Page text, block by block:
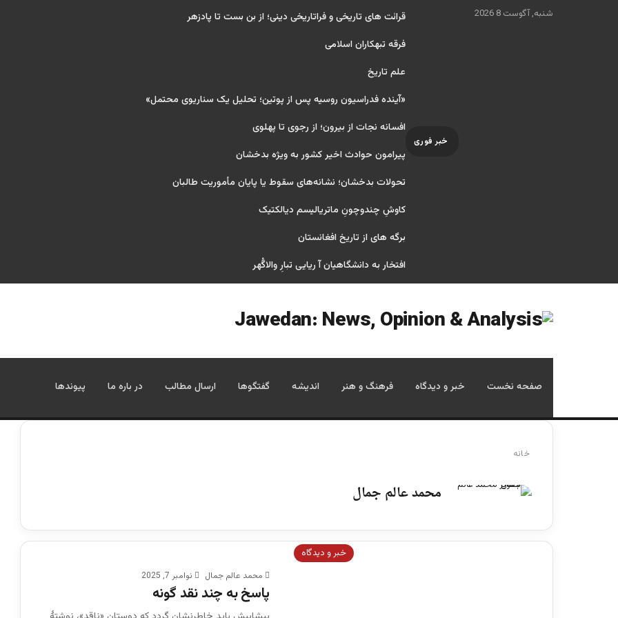
شنبه, آگوست 8 2026
خبر فوری
قرائت های تاریخی و فراتاریخی دینی؛ از بن بست تا پادزهر
فرقه تبهکاران اسلامی
علم تاریخ
«آینده فدراسیون روسیه پس از پوتین؛ تحلیل یک سناریوی محتمل»
افسانه نجات از بیرون؛ از رجوی تا پهلوی
پیرامون حوادث اخیر کشور به ویژه بدخشان
تحولات بدخشان؛ نشانه‌های سقوط یا پایان مأموریت طالبان
کاوشِ چندو‌چونِ ماتریالیسم دیالکتیک
برگه های از تاریخ افغانستان
افتخار به دانشگاهیان آ ریایی تبارِ والاگُهر
صفحه نخست خبر و دیدگاه فرهنگ و هنر اندیشه گفتگوها ارسال مطالب در باره ما پیوندها
خانه
محمد عالم جمال
خبر و دیدگاه
محمد عالم جمال نوامبر 7, 2025
پاسخ به چند نقد گونه